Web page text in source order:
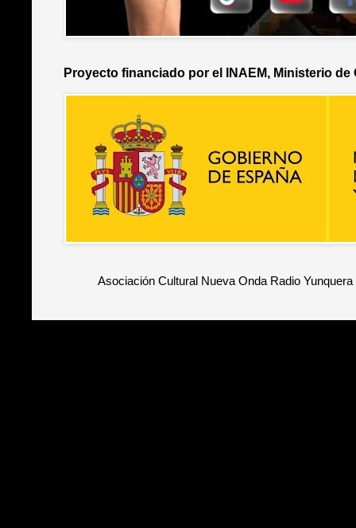
Proyecto financiado por el INAEM, Ministerio de
Asociación Cultural Nueva Onda Radio